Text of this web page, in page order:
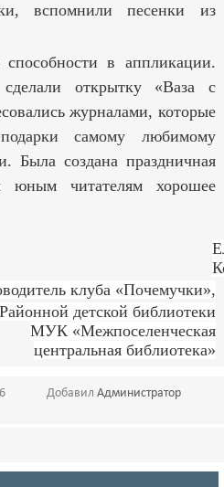
вспомнили песенки из
в аппликации.
открытку «Ваза с
журналами, которые
самому любимому
Была создана праздничная
юным читателям хорошее
клуба «Почемучки»,
детской библиотеки
МУК «Межпоселенческая
центральная библиотека»
Добавил Администратор